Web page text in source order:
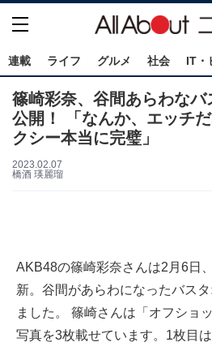
連載 ライフ グルメ 社会 IT・
篠崎彩奈、谷間あらわなバ
公開！ 「なんか、エッチ
クシー本当に完璧」
2023.02.07
橋酒 瑛麗瑠
AKB48の篠崎彩奈さんは2月6日
新。谷間があらわになったバス
ました。 篠崎さんは「オフショ
写真を3枚載せています。1枚目